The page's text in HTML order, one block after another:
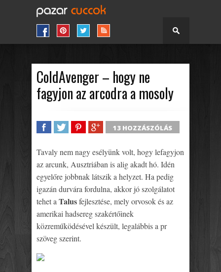
ColdAvenger – hogy ne
fagyjon az arcodra a mosoly
13 HOZZÁSZÓLÁS
Tavaly nem nagy esélyünk volt, hogy lefagyjon
az arcunk, Ausztriában is alig akadt hó. Idén
egyelőre jobbnak látszik a helyzet. Ha pedig
igazán durvára fordulna, akkor jó szolgálatot
tehet a Talusfejlesztése, mely orvosok és az
amerikai hadsereg szakértőinek
közreműködésével készült, legalábbis a pr
szöveg szerint.